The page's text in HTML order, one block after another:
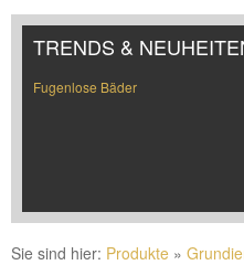
TRENDS &
Fugenlose Bäder
Sie sind hier: Produkte »